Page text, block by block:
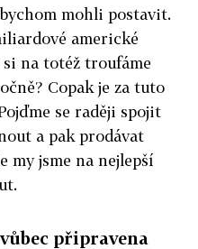
mohli postavit.
americké
na totéž troufáme
Copak je za tuto
se raději spojit
a pak prodávat
my jsme na nejlepší
připravena